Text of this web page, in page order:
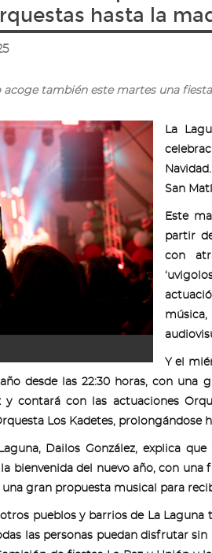
hasta la
también este martes una
La
San
Este
partir
con
Y el
desde las 22:30 horas, con una
y contará con las actuaciones
Los Kadetes, prolongándose
Dailos González, explica
bienvenida del nuevo año, con
gran propuesta musical para
pueblos y barrios de La
las personas puedan disfrutar sin